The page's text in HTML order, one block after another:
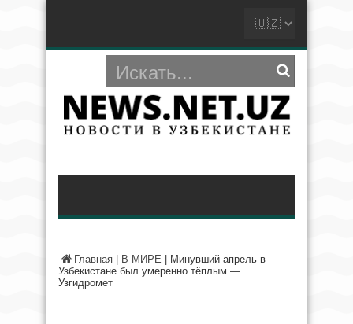
Главная В МИРЕ
Минувший апрель в
Узбекистане был умеренно тёплым —
Узгидромет